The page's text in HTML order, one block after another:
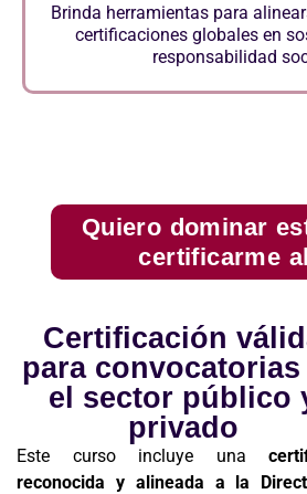
Brinda herramientas para
certificaciones globales en
responsabilidad
Quiero dominar
certificarme
Certificación
para convocatorias
el sector público
privado
Este curso incluye una
reconocida y alineada a la